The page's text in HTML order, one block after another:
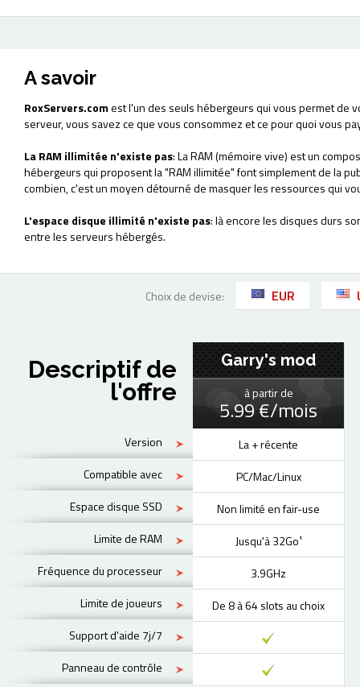
A savoir
RoxServers.comest l'un des seuls hébergeurs qui vous permet de
serveur, vous savez ce que vous consommez et ce pour quoi vous
La RAM illimitée n'existe pas: La RAM (mémoire vive) est un
hébergeurs qui proposent la "RAM illimitée" font simplement de la
combien, c'est un moyen détourné de masquer les ressources qui
L'espace disque illimité n'existe pas: là encore les disques durs
entre les serveurs hébergés.
Choix de devise: EUR
Descriptif de
l'offre
Version
Compatible avec
Espace disque SSD
Limite de RAM
Fréquence du processeur
Limite de joueurs
Support d'aide 7j/7
Panneau de contrôle
Garry's mod
à partir de
5.99 €/mois
La + récente
PC/Mac/Linux
Non limité en fair-use
Jusqu'à 32Go¹
3.9GHz
De 8 à 64 slots au choix